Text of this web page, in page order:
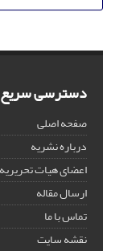
دسترسی سریع
صفحه اصلی
درباره نشریه
اعضای هیات تحریریه
ارسال مقاله
تماس با ما
نقشه سایت